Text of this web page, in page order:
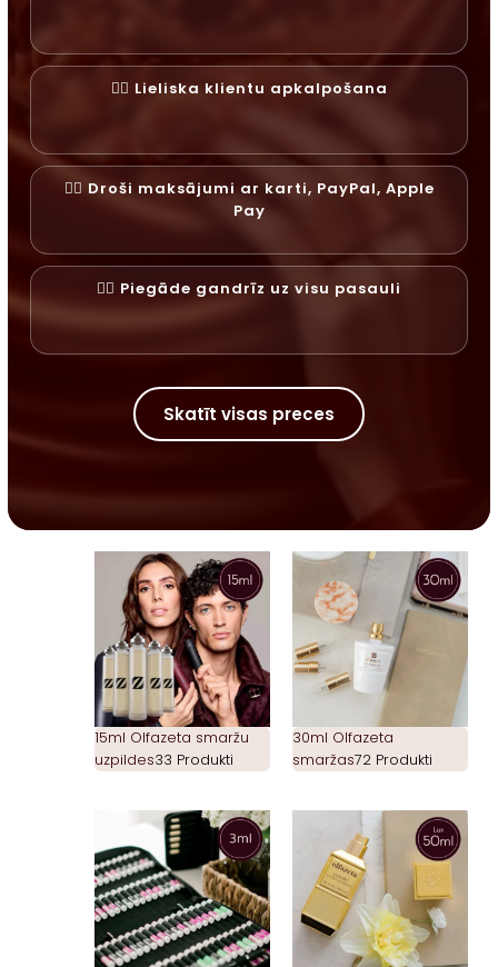
✓⃝ Lieliska klientu apkalpošana
✓⃝ Droši maksājumi ar karti, PayPal, Apple
Pay
✓⃝ Piegāde gandrīz uz visu pasauli
Skatīt visas preces
15ml Olfazeta smaržu
uzpildes33 Produkti
30ml Olfazeta
smaržas72 Produkti